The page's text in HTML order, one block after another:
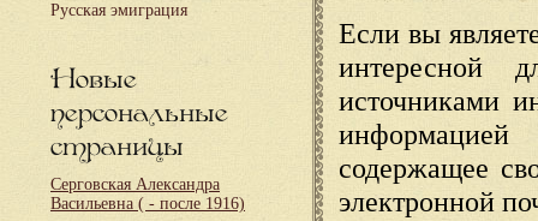
Русская эмиграция
Новые
персональные
страницы
Серговская Александра
Васильевна ( - после 1916)
Если вы
интересной
источниками
содержащее
электронной